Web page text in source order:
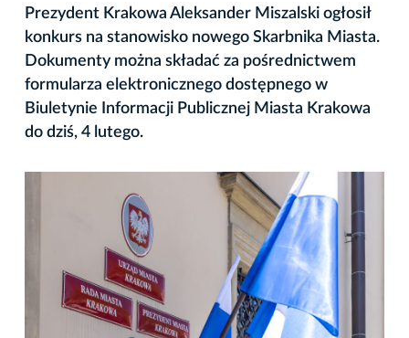
Prezydent Krakowa Aleksander Miszalski ogłosił
konkurs na stanowisko nowego Skarbnika Miasta.
Dokumenty można składać za pośrednictwem
formularza elektronicznego dostępnego w
Biuletynie Informacji Publicznej Miasta Krakowa
do dziś, 4 lutego.